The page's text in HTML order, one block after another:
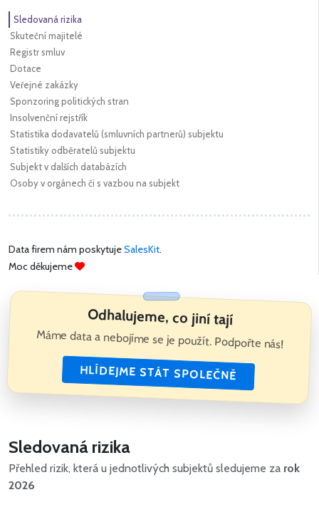
Sledovaná rizika
Skuteční majitelé
Registr smluv
Dotace
Veřejné zakázky
Sponzoring politických stran
Insolvenční rejstřík
Statistika dodavatelů (smluvních partnerů) subjektu
Statistiky odběratelů subjektu
Subjekt v dalších databázích
Osoby v orgánech či s vazbou na subjekt
Data firem nám poskytujeSalesKit.
Moc děkujeme
Odhalujeme, co jiní tají
Máme data a nebojíme se je použít. Podpořte nás!
HLÍDEJME STÁT SPOLEČNĚ
Sledovaná rizika
Přehled rizik, která u jednotlivých subjektů sledujeme za rok
2026